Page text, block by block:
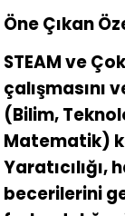
Öne Çıkan
STEAM ve
çalışmasını
(Bilim,
Matematik)
becerilerini